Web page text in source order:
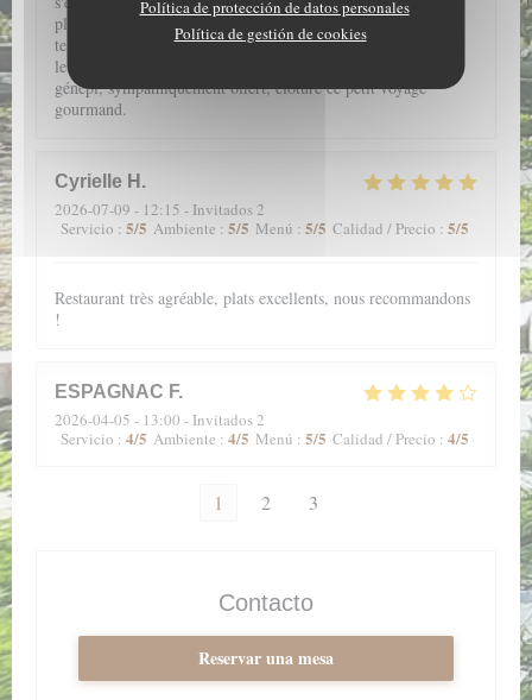
Política de protección de datos personales
Política de gestión de cookies
plats fins et légers. De l'entrée au dessert, une farandole de
textures douces au caractère souligné, vous accompagne pour
le plus grand plaisir de la bouche. Enfin, le petit verre de
génépi, sympathiquement offert, clôture ce petit voyage
gourmand.
Cyrielle H
2026-07-09 - 12:15 - Invitados 2
Servicio : 5/5 Ambiente : 5/5 Menú : 5/5 Calidad / Precio : 5/5
Restaurant très agréable, plats excellents, nous recommandons
!
ESPAGNAC F
2026-04-05 - 13:00 - Invitados 2
Servicio : 4/5 Ambiente : 4/5 Menú : 5/5 Calidad / Precio : 4/5
1 2 3
Contacto
Reservar una mesa